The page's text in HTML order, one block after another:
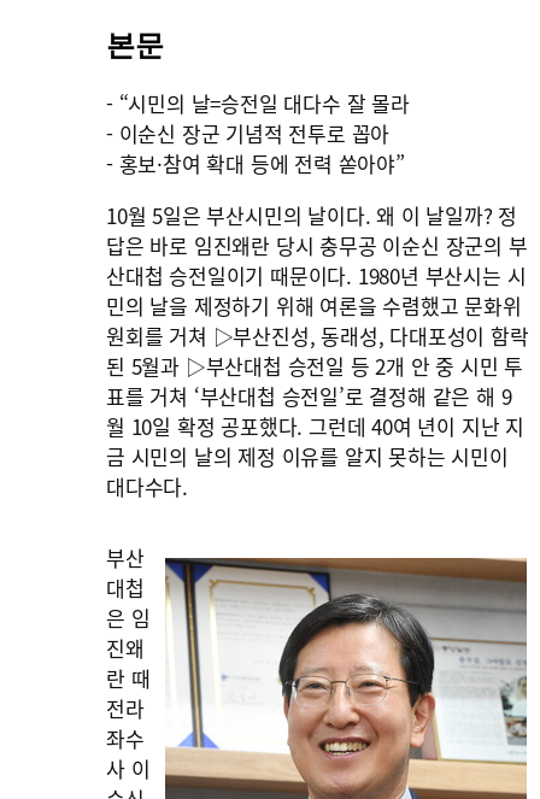
본문
- “시민의 날=승전일 대다수 잘 몰라
- 이순신 장군 기념적 전투로 꼽아
- 홍보·참여 확대 등에 전력 쏟아야”
10월 5일은 부산시민의 날이다. 왜 이 날일까? 정
답은 바로 임진왜란 당시 충무공 이순신 장군의 부
산대첩 승전일이기 때문이다. 1980년 부산시는 시
민의 날을 제정하기 위해 여론을 수렴했고 문화위
원회를 거쳐 ▷부산진성, 동래성, 다대포성이 함락
된 5월과 ▷부산대첩 승전일 등 2개 안 중 시민 투
표를 거쳐 ‘부산대첩 승전일’로 결정해 같은 해 9
월 10일 확정 공포했다. 그런데 40여 년이 지난 지
금 시민의 날의 제정 이유를 알지 못하는 시민이
대다수다.
부산
대첩
은 임
진왜
란 때
전라
좌수
사 이